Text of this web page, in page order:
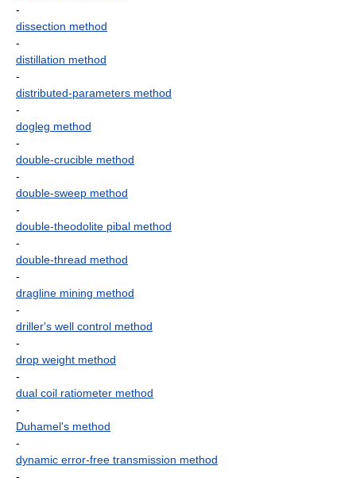
-
dissection method
-
distillation method
-
distributed-parameters method
-
dogleg method
-
double-crucible method
-
double-sweep method
-
double-theodolite pibal method
-
double-thread method
-
dragline mining method
-
driller's well control method
-
drop weight method
-
dual coil ratiometer method
-
Duhamel's method
-
dynamic error-free transmission method
-